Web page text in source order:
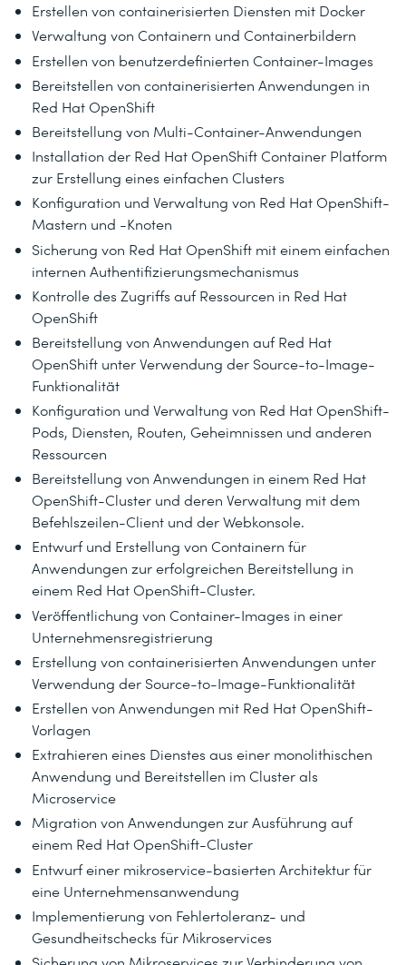
Erstellen von containerisierten Diensten mit Docker
Verwaltung von Containern und Containerbildern
Erstellen von benutzerdefinierten Container-Images
Bereitstellen von containerisierten Anwendungen in
Red Hat OpenShift
Bereitstellung von Multi-Container-Anwendungen
Installation der Red Hat OpenShift Container Platform
zur Erstellung eines einfachen Clusters
Konfiguration und Verwaltung von Red Hat OpenShift-
Mastern und -Knoten
Sicherung von Red Hat OpenShift mit einem einfachen
internen Authentifizierungsmechanismus
Kontrolle des Zugriffs auf Ressourcen in Red Hat
OpenShift
Bereitstellung von Anwendungen auf Red Hat
OpenShift unter Verwendung der Source-to-Image-
Funktionalität
Konfiguration und Verwaltung von Red Hat OpenShift-
Pods, Diensten, Routen, Geheimnissen und anderen
Ressourcen
Bereitstellung von Anwendungen in einem Red Hat
OpenShift-Cluster und deren Verwaltung mit dem
Befehlszeilen-Client und der Webkonsole.
Entwurf und Erstellung von Containern für
Anwendungen zur erfolgreichen Bereitstellung in
einem Red Hat OpenShift-Cluster.
Veröffentlichung von Container-Images in einer
Unternehmensregistrierung
Erstellung von containerisierten Anwendungen unter
Verwendung der Source-to-Image-Funktionalität
Erstellen von Anwendungen mit Red Hat OpenShift-
Vorlagen
Extrahieren eines Dienstes aus einer monolithischen
Anwendung und Bereitstellen im Cluster als
Microservice
Migration von Anwendungen zur Ausführung auf
einem Red Hat OpenShift-Cluster
Entwurf einer mikroservice-basierten Architektur für
eine Unternehmensanwendung
Implementierung von Fehlertoleranz- und
Gesundheitschecks für Mikroservices